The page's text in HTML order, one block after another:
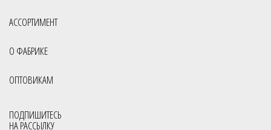
АССОРТИМЕНТ
О ФАБРИКЕ
ОПТОВИКАМ
ПОДПИШИТЕСЬ
НА РАССЫЛКУ